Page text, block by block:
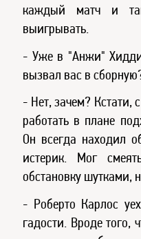
каждый матч и
выигрывать.
- Уже в "Анжи"
вызвал вас в
- Нет, зачем? Кстати,
работать в плане
Он всегда находил
истерик. Мог
обстановку шутками,
- Роберто Карлос
гадости. Вроде того,